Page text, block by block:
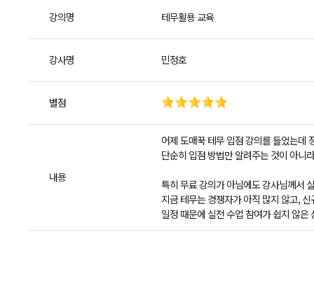
강의명 테무활용 교육
강사명 민정호
별점
내용
어제 도매꾹 테무 입점 강의를 들었는데
단순히 입점 방법만 알려주는 것이 아니
특히 무료 강의가 아님에도 강사님께서
지금 테무는 경쟁자가 아직 많지 않고,
일정 때문에 실전 수업 참여가 쉽지 않